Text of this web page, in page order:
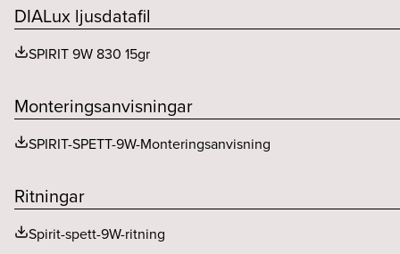
DIALux ljusdatafil
SPIRIT 9W 830 15gr
Monteringsanvisningar
SPIRIT-SPETT-9W-Monteringsanvisning
Ritningar
Spirit-spett-9W-ritning